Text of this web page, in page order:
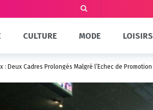
CULTURE MODE LOISIRS
: Deux Cadres Prolongés Malgré l’Échec de Promotion